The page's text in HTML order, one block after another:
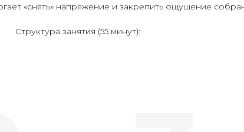
«снять» напряжение и закрепить ощущение
Структура занятия (55 минут):